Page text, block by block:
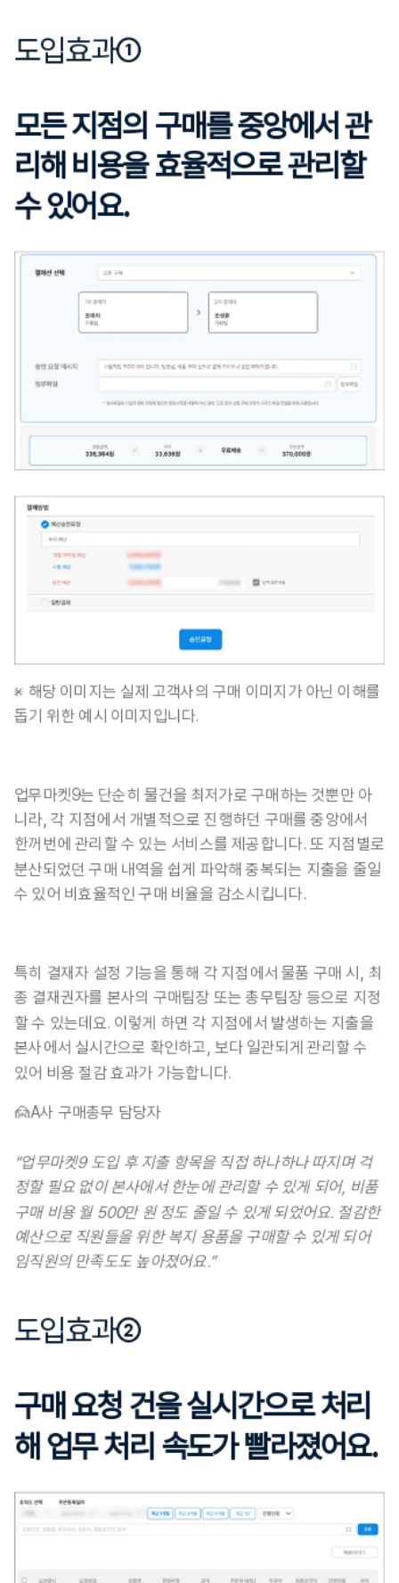
도입효과①
모든 지점의 구매를 중앙에서 관
리해 비용을 효율적으로 관리할
수 있어요.
※ 해당 이미지는 실제 고객사의 구매 이미지가 아닌 이해를
돕기 위한 예시 이미지입니다.
업무마켓9는 단순히 물건을 최저가로 구매하는 것뿐만 아
니라, 각 지점에서 개별적으로 진행하던 구매를 중앙에서
한꺼번에 관리할 수 있는 서비스를 제공합니다. 또 지점별로
분산되었던 구매 내역을 쉽게 파악해 중복되는 지출을 줄일
수 있어 비효율적인 구매 비율을 감소시킵니다.
특히 결재자 설정 기능을 통해 각 지점에서 물품 구매 시, 최
종 결재권자를 본사의 구매팀장 또는 총무팀장 등으로 지정
할 수 있는데요. 이렇게 하면 각 지점에서 발생하는 지출을
본사에서 실시간으로 확인하고, 보다 일관되게 관리할 수
있어 비용 절감 효과가 가능합니다.
🙍A사 구매총무 담당자
“업무마켓9 도입 후 지출 항목을 직접 하나하나 따지며 걱
정할 필요 없이 본사에서 한눈에 관리할 수 있게 되어, 비품
구매 비용 월 500만 원 정도 줄일 수 있게 되었어요. 절감한
예산으로 직원들을 위한 복지 용품을 구매할 수 있게 되어
임직원의 만족도도 높아졌어요.”
도입효과②
구매 요청 건을 실시간으로 처리
해 업무 처리 속도가 빨라졌어요.